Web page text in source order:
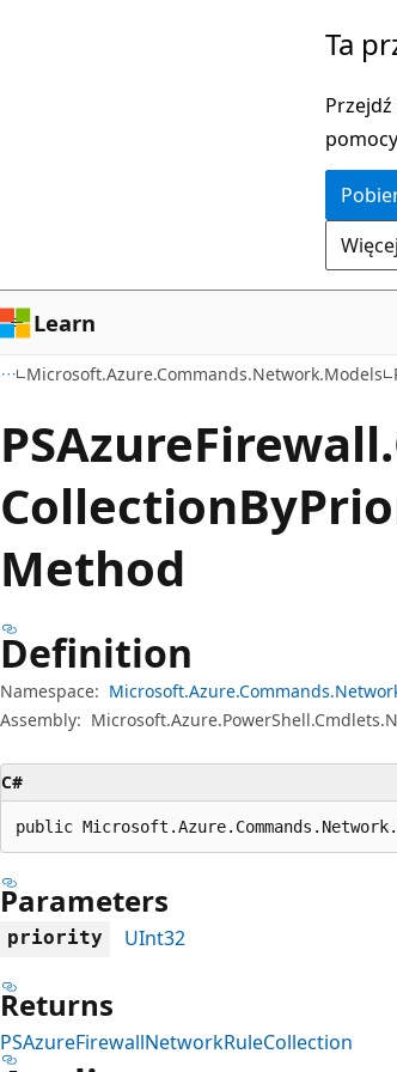
Ta
Learn
Microsoft.Azure.Commands.Network.Models
PSAzureFirewall.
Collection
Method
Definition
Namespace:
Assembly:
C#
public
Parameters
priority UInt32
Returns
PSAzureFirewallNetworkRuleCollection